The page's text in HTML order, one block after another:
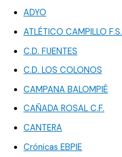
ADYO
ATLÉTICO CAMPILLO F.S.
C.D. FUENTES
C.D. LOS COLONOS
CAMPANA BALOMPIÉ
CAÑADA ROSAL C.F.
CANTERA
Crónicas EBPIE